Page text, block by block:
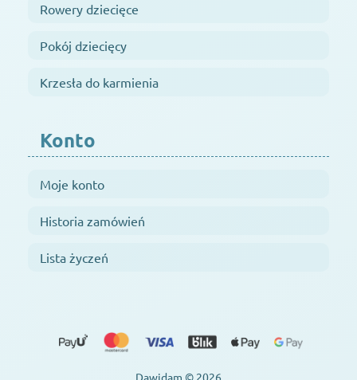
Rowery dziecięce
Pokój dziecięcy
Krzesła do karmienia
Konto
Moje konto
Historia zamówień
Lista życzeń
Dawidam © 2026